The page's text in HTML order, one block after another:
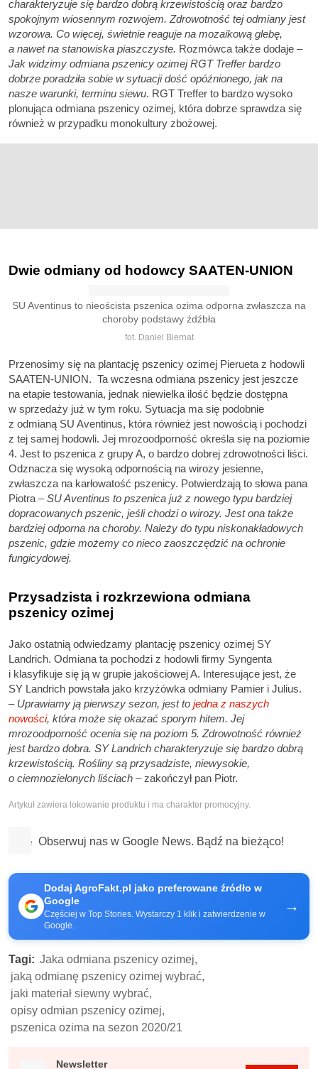
charakteryzuje się bardzo dobrą krzewistością oraz bardzo
spokojnym wiosennym rozwojem. Zdrowotność tej odmiany jest
wzorowa. Co więcej, świetnie reaguje na mozaikową glebę,
a nawet na stanowiska piaszczyste. Rozmówca także dodaje –
Jak widzimy odmiana pszenicy ozimej RGT Treffer bardzo
dobrze poradziła sobie w sytuacji dość opóźnionego, jak na
nasze warunki, terminu siewu. RGT Treffer to bardzo wysoko
plonująca odmiana pszenicy ozimej, która dobrze sprawdza się
również w przypadku monokultury zbożowej.
Dwie odmiany od hodowcy SAATEN-UNION
SU Aventinus to nieoścista pszenica ozima odporna zwłaszcza na
choroby podstawy źdźbła
fot. Daniel Biernat
Przenosimy się na plantację pszenicy ozimej Pierueta z hodowli
SAATEN-UNION. Ta wczesna odmiana pszenicy jest jeszcze
na etapie testowania, jednak niewielka ilość będzie dostępna
w sprzedaży już w tym roku. Sytuacja ma się podobnie
z odmianą SU Aventinus, która również jest nowością i pochodzi
z tej samej hodowli. Jej mrozoodporność określa się na poziomie
4. Jest to pszenica z grupy A, o bardzo dobrej zdrowotności liści.
Odznacza się wysoką odpornością na wirozy jesienne,
zwłaszcza na karłowatość pszenicy. Potwierdzają to słowa pana
Piotra – SU Aventinus to pszenica już z nowego typu bardziej
dopracowanych pszenic, jeśli chodzi o wirozy. Jest ona także
bardziej odporna na choroby. Należy do typu niskonakładowych
pszenic, gdzie możemy co nieco zaoszczędzić na ochronie
fungicydowej.
Przysadzista i rozkrzewiona odmiana
pszenicy ozimej
Jako ostatnią odwiedzamy plantację pszenicy ozimej SY
Landrich. Odmiana ta pochodzi z hodowli firmy Syngenta
i klasyfikuje się ją w grupie jakościowej A. Interesujące jest, że
SY Landrich powstała jako krzyżówka odmiany Pamier i Julius.
– Uprawiamy ją pierwszy sezon, jest to jedna z naszych
nowości, która może się okazać sporym hitem. Jej
mrozoodporność ocenia się na poziom 5. Zdrowotność również
jest bardzo dobra. SY Landrich charakteryzuje się bardzo dobrą
krzewistością. Rośliny są przysadziste, niewysokie,
o ciemnozielonych liściach – zakończył pan Piotr.
Artykuł zawiera lokowanie produktu i ma charakter promocyjny.
Obserwuj nas w Google News. Bądź na bieżąco!
Dodaj AgroFakt.pl jako preferowane źródło w
Google
Częściej w Top Stories. Wystarczy 1 klik i zatwierdzenie w
Google.
→
Tagi: Jaka odmiana pszenicy ozimej,
jaką odmianę pszenicy ozimej wybrać,
jaki materiał siewny wybrać,
opisy odmian pszenicy ozimej,
pszenica ozima na sezon 2020/21
Newsletter